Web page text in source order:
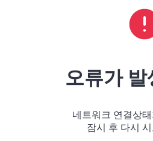
오류가
네트워크 연결상
잠시 후 다시